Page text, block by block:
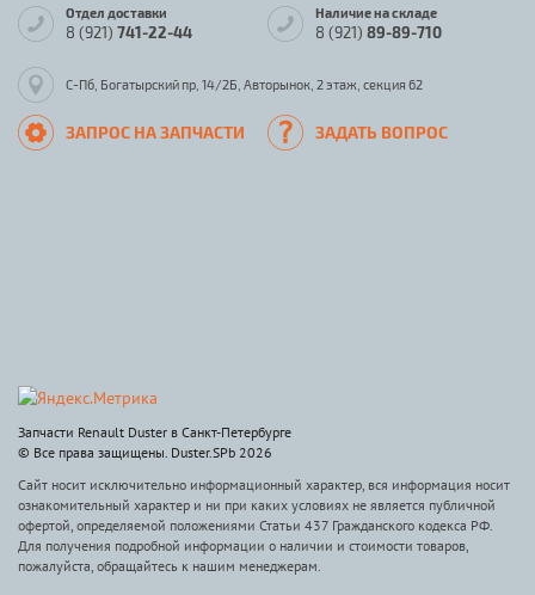
Отдел доставки
8 (921) 741-22-44
Наличие на складе
8 (921) 89-89-710
С-Пб, Богатырский пр, 14/2Б, Авторынок, 2 этаж, секция 62
ЗАПРОС НА ЗАПЧАСТИ ЗАДАТЬ ВОПРОС
Запчасти Renault Duster в Санкт-Петербурге
© Все права защищены. Duster.SPb 2026
Сайт носит исключительно информационный характер, вся информация носит
ознакомительный характер и ни при каких условиях не является публичной
офертой, определяемой положениями Статьи 437 Гражданского кодекса РФ.
Для получения подробной информации о наличии и стоимости товаров,
пожалуйста, обращайтесь к нашим менеджерам.